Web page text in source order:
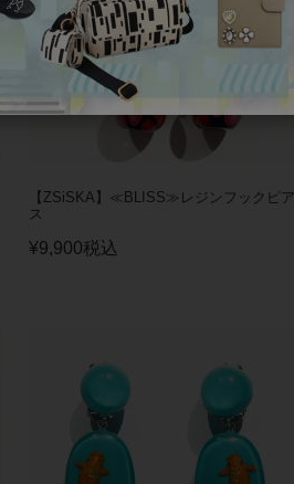
【ZSiSKA】≪BLISS≫レジンフックピア
ス
¥9,900税込